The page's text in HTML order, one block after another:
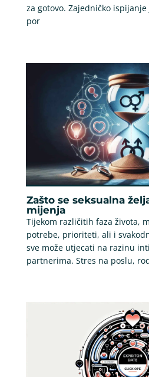
za gotovo. Zajedničko
por
Zašto se seksualna
mijenja
Tijekom različitih faza života,
potrebe, prioriteti, ali i
sve može utjecati na razinu
partnerima. Stres na poslu,